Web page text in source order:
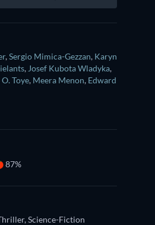
,Sergio Mimica-Gezzan, Karyn
, Josef Kubota Wladyka,
Toye, Meera Menon, Edward
87%
Science-Fiction